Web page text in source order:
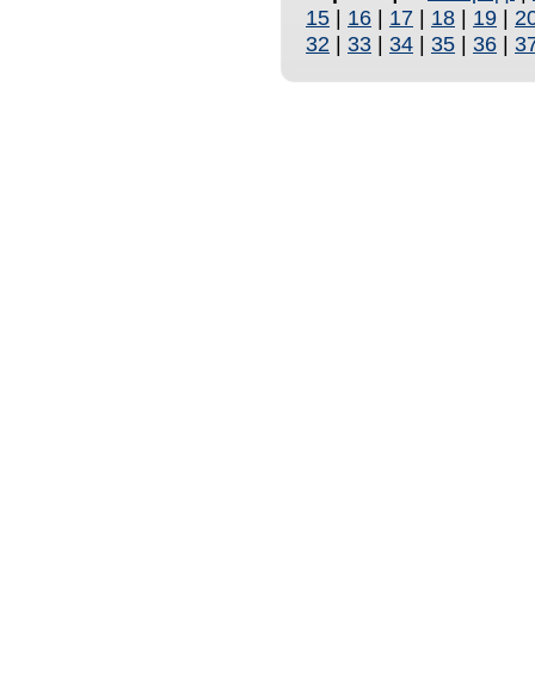
15 | 16 | 17 | 18 | 19 |
32 | 33 | 34 | 35 | 36 |